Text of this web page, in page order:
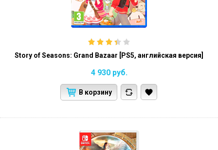
Story of Seasons: Grand Bazaar [PS5, английская версия]
4 930 руб.
В корзину